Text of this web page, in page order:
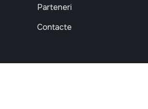
Parteneri
Contacte